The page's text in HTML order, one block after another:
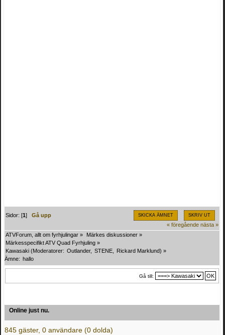
SKICKA ÄMNET SKRIV UT
Sidor: [1]Gå upp
« föregående nästa »
ATVForum, allt om fyrhjulingar » Märkes diskussioner »
Märkesspecifikt ATV Quad Fyrhjuling »
Kawasaki (Moderatorer: Outlander, STENE Rickard Marklund) »
Ämne: hallo
Gå till:
Online just nu.
845 gäster, 0 användare (0 dolda)